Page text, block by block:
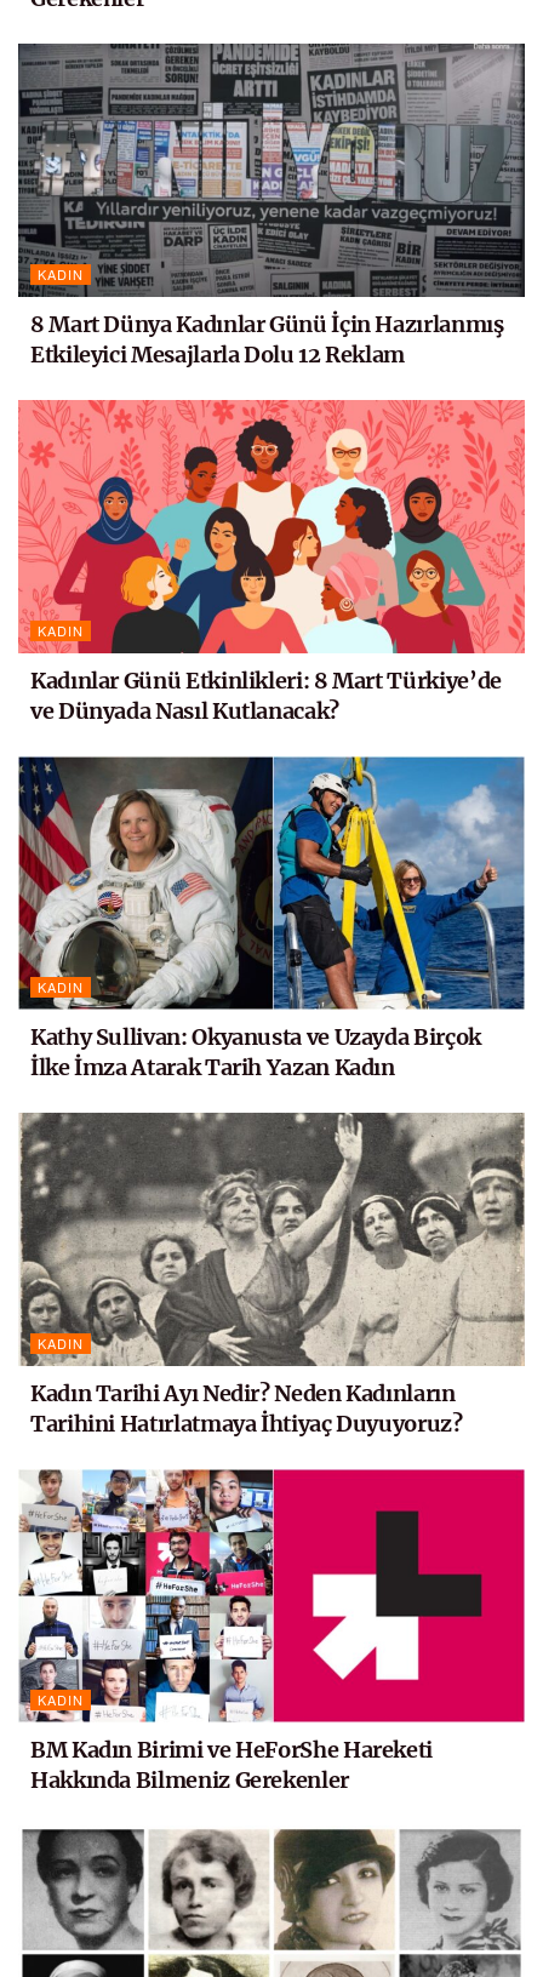
KADIN
8 Mart Dünya Kadınlar Günü İçin Hazırlanmış
Etkileyici Mesajlarla Dolu 12 Reklam
KADIN
Kadınlar Günü Etkinlikleri: 8 Mart Türkiye’de
ve Dünyada Nasıl Kutlanacak?
KADIN
Kathy Sullivan: Okyanusta ve Uzayda Birçok
İlke İmza Atarak Tarih Yazan Kadın
KADIN
Kadın Tarihi Ayı Nedir? Neden Kadınların
Tarihini Hatırlatmaya İhtiyaç Duyuyoruz?
KADIN
BM Kadın Birimi ve HeForShe Hareketi
Hakkında Bilmeniz Gerekenler